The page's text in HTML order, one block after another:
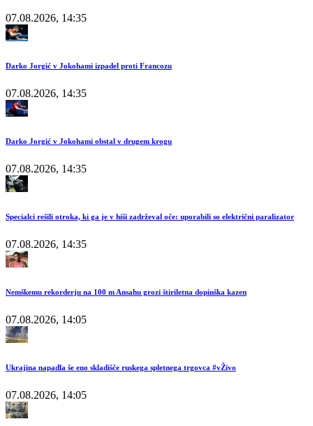
07.08.2026, 14:35
Darko Jorgić v Jokohami izpadel proti Francozu
07.08.2026, 14:35
Darko Jorgić v Jokohami obstal v drugem krogu
07.08.2026, 14:35
Specialci rešili otroka, ki ga je v hiši zadrževal oče: uporabili so električni paralizator
07.08.2026, 14:35
Nemškemu rekorderju na 100 m Ansahu grozi štiriletna dopinška kazen
07.08.2026, 14:05
Ukrajina napadla še eno skladišče ruskega spletnega trgovca #vŽivo
07.08.2026, 14:05